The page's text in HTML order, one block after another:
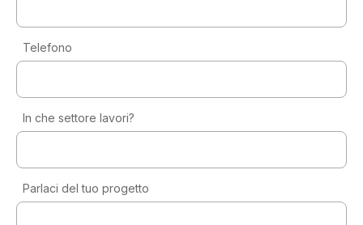
Telefono
In che settore lavori?
Parlaci del tuo progetto